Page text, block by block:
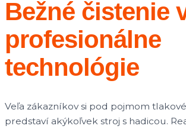
Bežné čistenie
profesionálne
technológie
Veľa zákazníkov si pod pojmom
predstaví akýkoľvek stroj s hadicou.